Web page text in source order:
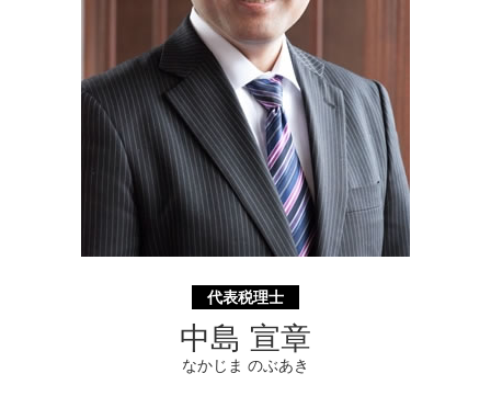
相続 横浜市 税理士
遺言書 川崎市 税理士
代表税理士
中島 宣章
なかじま のぶあき